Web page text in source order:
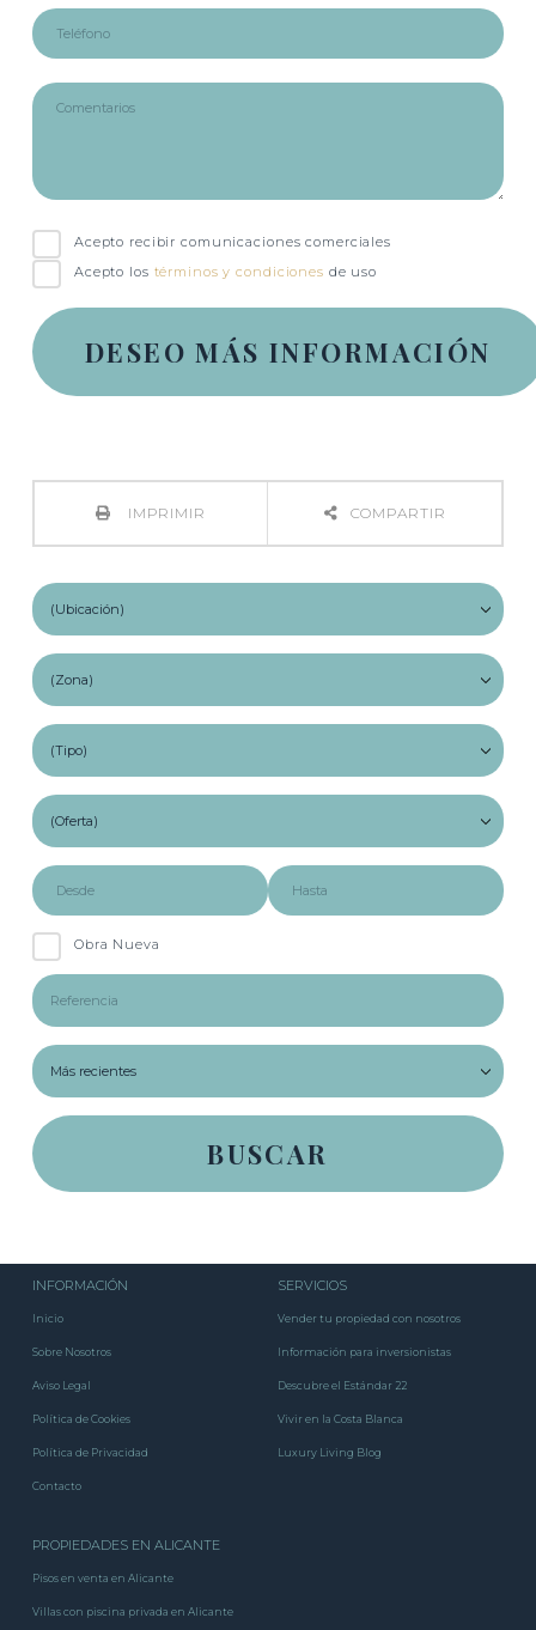
Acepto recibir comunicaciones comerciales
Acepto los términos y condiciones de uso
IMPRIMIR COMPARTIR
Obra Nueva
INFORMACIÓN
Inicio
Sobre Nosotros
Aviso Legal
Política de Cookies
Política de Privacidad
Contacto
SERVICIOS
Vender tu propiedad con nosotros
Información para inversionistas
Descubre el Estándar 22
Vivir en la Costa Blanca
Luxury Living Blog
PROPIEDADES EN ALICANTE
Pisos en venta en Alicante
Villas con piscina privada en Alicante